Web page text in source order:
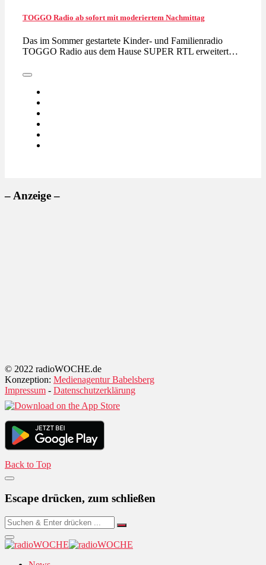
TOGGO Radio ab sofort mit moderiertem Nachmittag
Das im Sommer gestartete Kinder- und Familienradio
TOGGO Radio aus dem Hause SUPER RTL erweitert…
– Anzeige –
© 2022 radioWOCHE.de
Konzeption: Medienagentur Babelsberg
Impressum - Datenschutzerklärung
Back to Top
Escape drücken, zum schließen